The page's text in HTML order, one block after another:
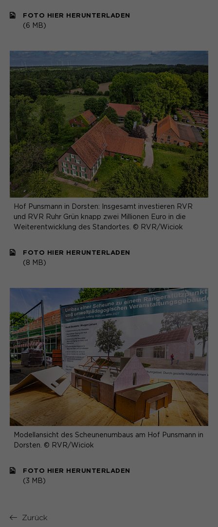
FOTO HIER HERUNTERLADEN
(6 MB)
Hof Punsmann in Dorsten: Insgesamt investieren RVR
und RVR Ruhr Grün knapp zwei Millionen Euro in die
Weiterentwicklung des Standortes. © RVR/Wiciok
FOTO HIER HERUNTERLADEN
(8 MB)
Modellansicht des Scheunenumbaus am Hof Punsmann in
Dorsten. © RVR/Wiciok
FOTO HIER HERUNTERLADEN
(3 MB)
Zurück